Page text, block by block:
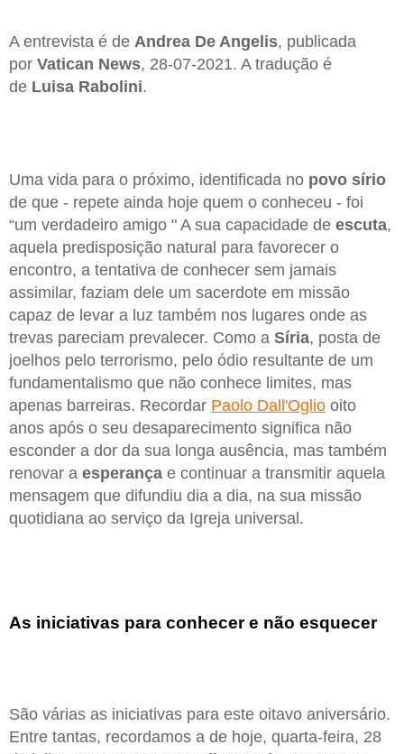
A entrevista é de Andrea De Angelis, publicada
por Vatican News, 28-07-2021. A tradução é
de Luisa Rabolini.
Uma vida para o próximo, identificada no povo sírio
de que - repete ainda hoje quem o conheceu - foi
“um verdadeiro amigo " A sua capacidade de escuta,
aquela predisposição natural para favorecer o
encontro, a tentativa de conhecer sem jamais
assimilar, faziam dele um sacerdote em missão
capaz de levar a luz também nos lugares onde as
trevas pareciam prevalecer. Como a Síria, posta de
joelhos pelo terrorismo, pelo ódio resultante de um
fundamentalismo que não conhece limites, mas
apenas barreiras. Recordar Paolo Dall'Oglio oito
anos após o seu desaparecimento significa não
esconder a dor da sua longa ausência, mas também
renovar a esperança e continuar a transmitir aquela
mensagem que difundiu dia a dia, na sua missão
quotidiana ao serviço da Igreja universal.
As iniciativas para conhecer e não esquecer
São várias as iniciativas para este oitavo aniversário.
Entre tantas, recordamos a de hoje, quarta-feira, 28